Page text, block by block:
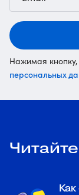
Нажимая
персональных